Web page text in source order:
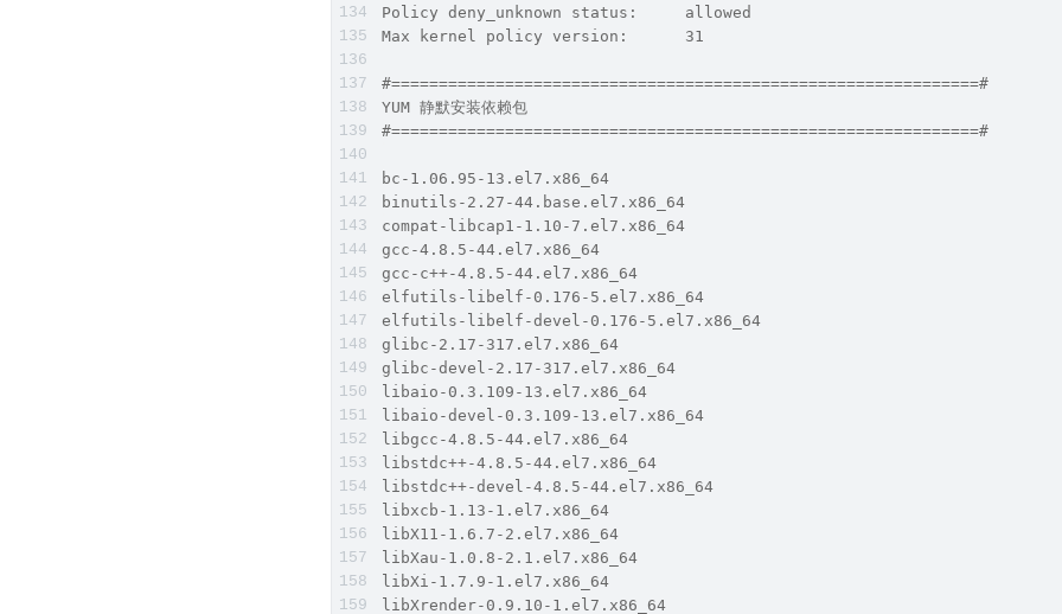
Policy deny_unknown status:     allowed
Max kernel policy version:      31
YUM 静默安装
bc-1.06.95-13.el7.x86_64
binutils-2.27-44.base.el7.x86_64
compat-libcap1-1.10-7.el7.x86_64
gcc-4.8.5-44.el7.x86_64
gcc-c++-4.8.5-44.el7.x86_64
elfutils-libelf-0.176-5.el7.x86_64
elfutils-libelf-devel-0.176-5.el7.x86_64
glibc-2.17-317.el7.x86_64
glibc-devel-2.17-317.el7.x86_64
libaio-0.3.109-13.el7.x86_64
libaio-devel-0.3.109-13.el7.x86_64
libgcc-4.8.5-44.el7.x86_64
libstdc++-4.8.5-44.el7.x86_64
libstdc++-devel-4.8.5-44.el7.x86_64
libxcb-1.13-1.el7.x86_64
libX11-1.6.7-2.el7.x86_64
libXau-1.0.8-2.1.el7.x86_64
libXi-1.7.9-1.el7.x86_64
libXrender-0.9.10-1.el7.x86_64